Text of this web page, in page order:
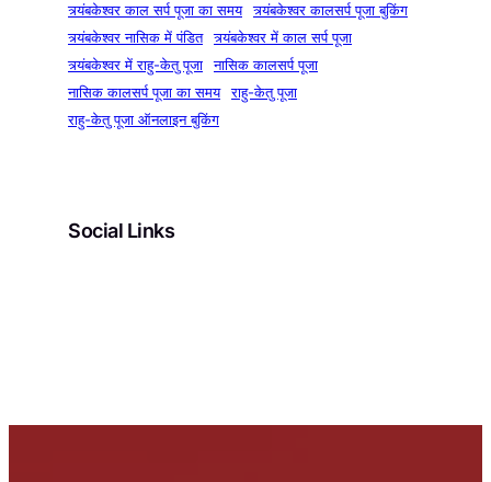
त्र्यंबकेश्वर काल सर्प पूजा का समय
त्र्यंबकेश्वर कालसर्प पूजा बुकिंग
त्र्यंबकेश्वर नासिक में पंडित
त्र्यंबकेश्वर में काल सर्प पूजा
त्र्यंबकेश्वर में राहु-केतु पूजा
नासिक कालसर्प पूजा
नासिक कालसर्प पूजा का समय
राहु-केतु पूजा
राहु-केतु पूजा ऑनलाइन बुकिंग
Social Links